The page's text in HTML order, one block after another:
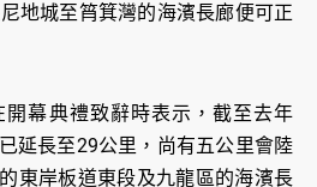
地城至筲箕灣的海濱長廊便可正
幕典禮致辭時表示，截至去年
延長至29公里，尚有五公里會陸
東岸板道東段及九龍區的海濱長